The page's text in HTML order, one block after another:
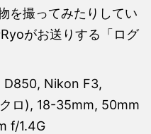
を撮ってみたりしてい
がお送りする「ログ
D850, Nikon F3,
ロ), 18-35mm, 50mm
f/1.4G